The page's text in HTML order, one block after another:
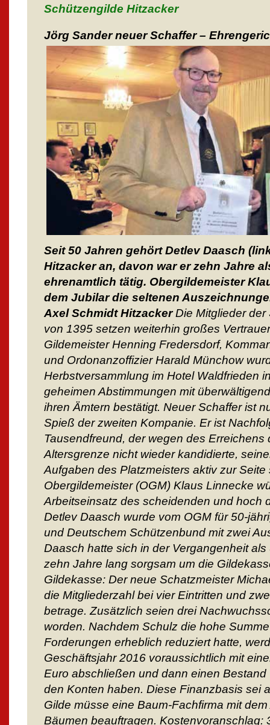
Schützengilde Hitzacker
Jörg Sander neuer Schaffer –
Seit 50 Jahren gehört Detlev Daasch
Hitzacker an, davon war er zehn Jahre
ehrenamtlich tätig. Obergildemeister
dem Jubilar die seltenen
Axel Schmidt HitzackerDie Mitglieder der
von 1395 setzen weiterhin großes
Gildemeister Henning Fredersdorf,
und Ordonanzoffizier Harald Münchow
Herbstversammlung im Hotel Waldfrieden
geheimen Abstimmungen mit
ihren Ämtern bestätigt. Neuer Schaffer ist
Spieß der zweiten Kompanie. Er ist
Tausendfreund, der wegen des
Altersgrenze nicht wieder kandidierte,
Aufgaben des Platzmeisters aktiv zur Seite
Obergildemeister (OGM) Klaus Linnecke
Arbeitseinsatz des scheidenden und hoch
Detlev Daasch wurde vom OGM für 50-
und Deutschem Schützenbund mit zwei
Daasch hatte sich in der Vergangenheit
zehn Jahre lang sorgsam um die
Gildekasse: Der neue Schatzmeister
die Mitgliederzahl bei vier Eintritten und
betrage. Zusätzlich seien drei
worden. Nachdem Schulz die hohe
Forderungen erheblich reduziert hatte,
Geschäftsjahr 2016 voraussichtlich mit
Euro abschließen und dann einen
den Konten haben. Diese Finanzbasis sei
Gilde müsse eine Baum-Fachfirma mit
Bäumen beauftragen. Kostenvoranschlag: